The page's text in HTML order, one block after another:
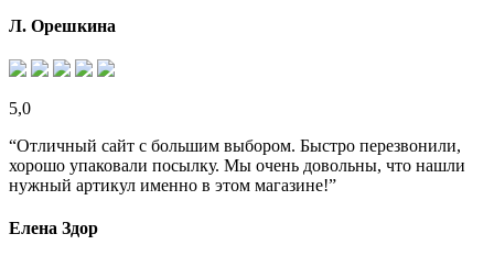
Л. Орешкина
5,0
“Отличный сайт с большим выбором. Быстро перезвонили,
хорошо упаковали посылку. Мы очень довольны, что нашли
нужный артикул именно в этом магазине!”
Елена Здор